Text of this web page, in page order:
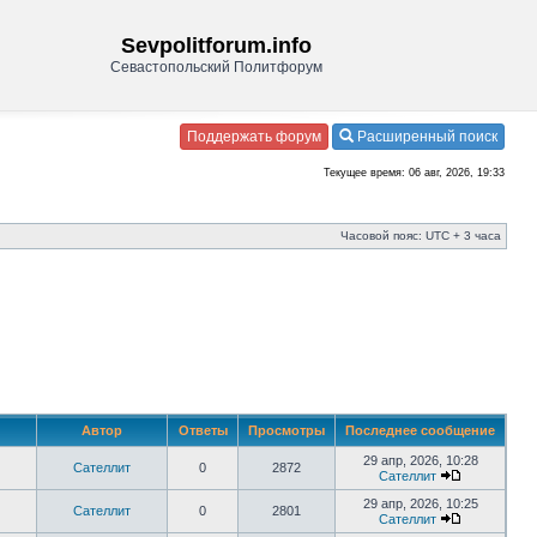
Sevpolitforum.info
Севастопольский Политфорум
Поддержать форум Расширенный поиск
Текущее время: 06 авг, 2026, 19:33
Часовой пояс: UTC + 3 часа
Автор Ответы Просмотры Последнее сообщение
Сателлит 0 2872
29 апр, 2026, 10:28
Сателлит
Сателлит 0 2801
29 апр, 2026, 10:25
Сателлит